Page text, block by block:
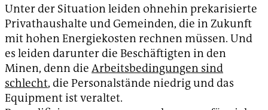
Unter der Situation leiden ohnehin prekarisierte
Privathaushalte und Gemeinden, die in Zukunft
mit hohen Energiekosten rechnen müssen. Und
es leiden darunter die Beschäftigten in den
Minen, denn die Arbeitsbedingungen sind
schlecht, die Personalstände niedrig und das
Equipment ist veraltet.